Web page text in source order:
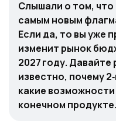
Слышали о том, что
самым новым
Если да, то вы уже
изменит рынок
2027 году. Давайте
известно, почему
какие возможности
конечном продукте.